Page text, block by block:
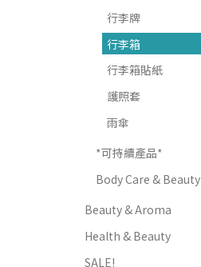
行李牌
行李箱
行李箱貼紙
護照套
雨傘
*可持續產品*
Body Care & Beauty
Beauty & Aroma
Health & Beauty
SALE!